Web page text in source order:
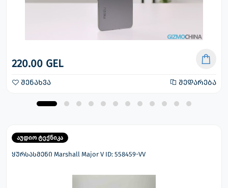
220.00 GEL
შენახვა შედარება
აუდიო ტექნიკა
ყურსასმენი Marshall Major V ID: 558459-VV